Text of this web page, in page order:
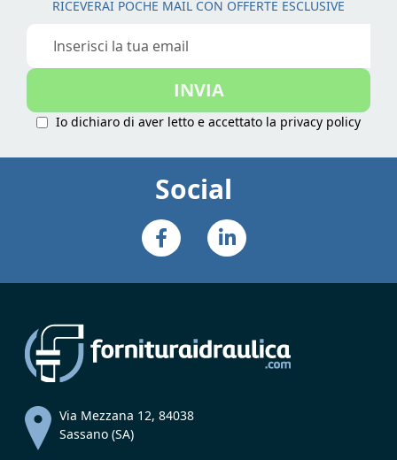
RICEVERAI POCHE MAIL CON OFFERTE ESCLUSIVE
Iscriviti
nostra
INVIA
Io dichiaro di aver letto e accettato la privacy policy
Social
Via Mezzana 12, 84038
Sassano (SA)